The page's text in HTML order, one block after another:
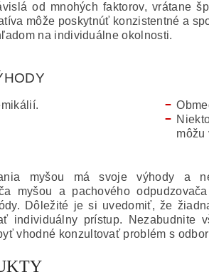
od mnohých faktorov, vrátane
môže poskytnúť konzistentné a
na individuálne okolnosti.
môžu
myšou má svoje výhody a
myšou a pachového
Dôležité je si uvedomiť, že
individuálny prístup.
Nezabudnite
vhodné konzultovať problém s